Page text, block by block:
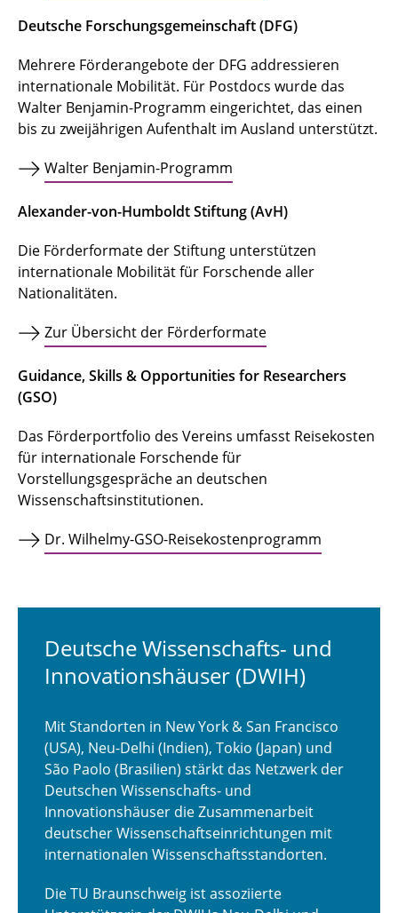
Deutsche Forschungsgemeinschaft (DFG)
Mehrere Förderangebote der DFG addressieren
internationale Mobilität. Für Postdocs wurde das
Walter Benjamin-Programm eingerichtet, das einen
bis zu zweijährigen Aufenthalt im Ausland unterstützt.
Walter Benjamin-Programm
Alexander-von-Humboldt Stiftung (AvH)
Die Förderformate der Stiftung unterstützen
internationale Mobilität für Forschende aller
Nationalitäten.
Zur Übersicht der Förderformate
Guidance, Skills & Opportunities for Researchers
(GSO)
Das Förderportfolio des Vereins umfasst Reisekosten
für internationale Forschende für
Vorstellungsgespräche an deutschen
Wissenschaftsinstitutionen.
Dr. Wilhelmy-GSO-Reisekosten­programm
Deutsche Wissenschafts- und
Innovationshäuser (DWIH)
Mit Standorten in New York & San Francisco
(USA), Neu-Delhi (Indien), Tokio (Japan) und
São Paolo (Brasilien) stärkt das Netzwerk der
Deutschen Wissenschafts- und
Innovationshäuser die Zusammenarbeit
deutscher Wissenschaftseinrichtungen mit
internationalen Wissenschaftsstandorten.
Die TU Braunschweig ist assoziierte